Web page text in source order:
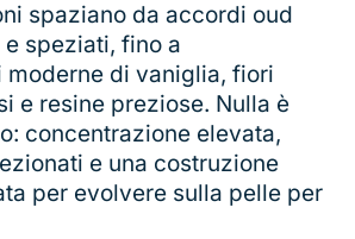
spaziano da accordi oud
speziati, fino a
moderne di vaniglia, fiori
e resine preziose. Nulla è
concentrazione elevata,
e una costruzione
per evolvere sulla pelle per